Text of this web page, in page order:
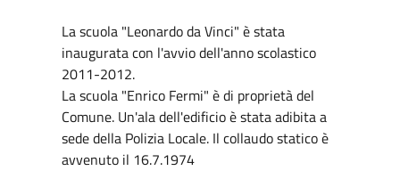
La scuola "Leonardo da Vinci" è stata
inaugurata con l'avvio dell'anno scolastico
2011-2012.
La scuola "Enrico Fermi" è di proprietà del
Comune. Un'ala dell'edificio è stata adibita a
sede della Polizia Locale. Il collaudo statico è
avvenuto il 16.7.1974